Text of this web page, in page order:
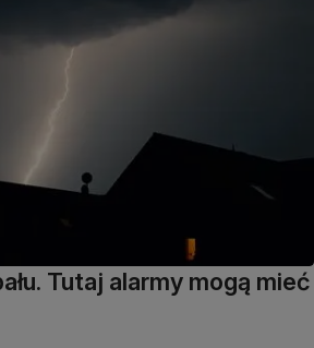
Tutaj alarmy mogą mieć